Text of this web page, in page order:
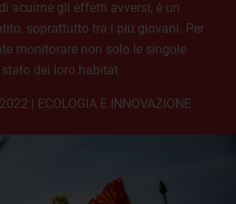
acuirne gli effetti avversi, è un
soprattutto tra i più giovani. Per
monitorare non solo le singole
dei loro habitat.
| ECOLOGIA E INNOVAZIONE